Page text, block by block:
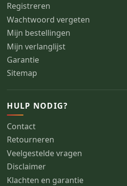
Registreren
Wachtwoord vergeten
Mijn bestellingen
Mijn verlanglijst
Garantie
Sitemap
HULP NODIG?
Contact
Retourneren
Veelgestelde vragen
Disclaimer
Klachten en garantie